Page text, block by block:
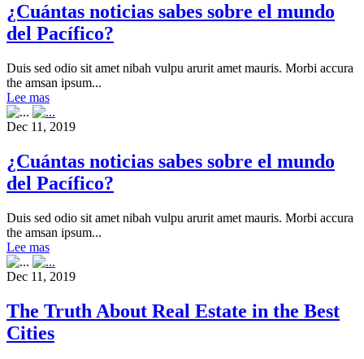
¿Cuántas noticias sabes sobre el mundo
del Pacífico?
Duis sed odio sit amet nibah vulpu arurit amet mauris. Morbi accura
the amsan ipsum...
Lee mas
Dec 11, 2019
¿Cuántas noticias sabes sobre el mundo
del Pacífico?
Duis sed odio sit amet nibah vulpu arurit amet mauris. Morbi accura
the amsan ipsum...
Lee mas
Dec 11, 2019
The Truth About Real Estate in the Best
Cities